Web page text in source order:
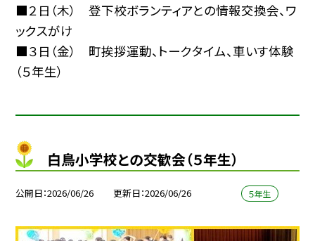
■２日（木） 登下校ボランティアとの情報交換会、ワ
ックスがけ
■３日（金） 町挨拶運動、トークタイム、車いす体験
（５年生）
白鳥小学校との交歓会（５年生）
公開日 2026/06/26 更新日 2026/06/26 ５年生